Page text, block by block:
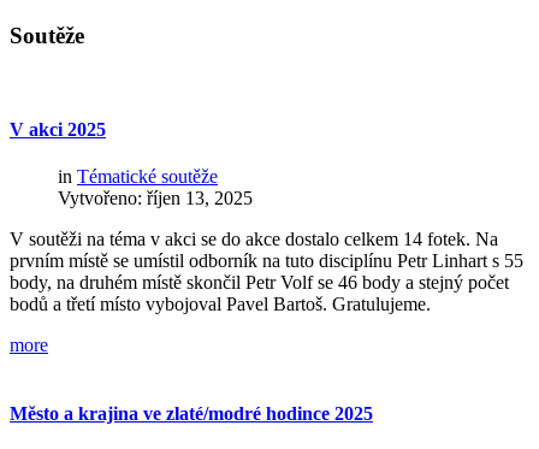
Soutěže
V akci 2025
in Tématické soutěže
Vytvořeno: říjen 13, 2025
V soutěži na téma v akci se do akce dostalo celkem 14 fotek. Na
prvním místě se umístil odborník na tuto disciplínu Petr Linhart s 55
body, na druhém místě skončil Petr Volf se 46 body a stejný počet
bodů a třetí místo vybojoval Pavel Bartoš. Gratulujeme.
more
Město a krajina ve zlaté/modré hodince 2025